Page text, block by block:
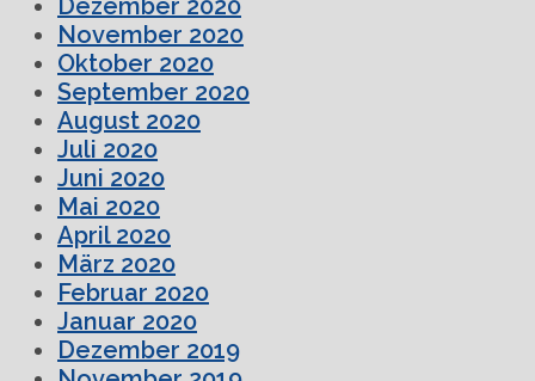
Dezember 2020
November 2020
Oktober 2020
September 2020
August 2020
Juli 2020
Juni 2020
Mai 2020
April 2020
März 2020
Februar 2020
Januar 2020
Dezember 2019